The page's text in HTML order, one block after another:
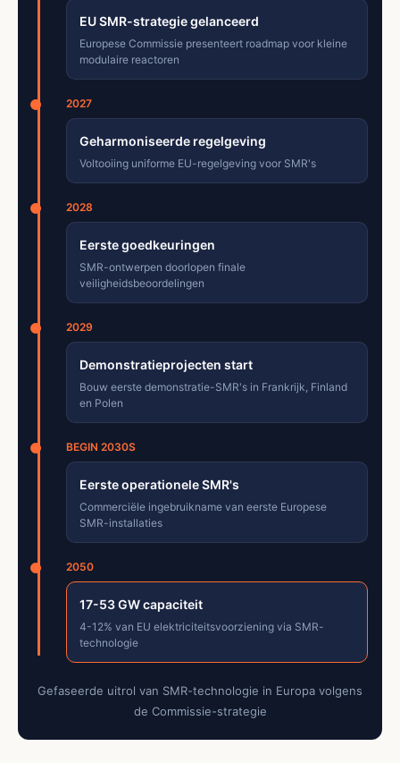
EU SMR-strategie gelanceerd
Europese Commissie presenteert roadmap voor kleine
modulaire reactoren
2027
Geharmoniseerde regelgeving
Voltooiing uniforme EU-regelgeving voor SMR's
2028
Eerste goedkeuringen
SMR-ontwerpen doorlopen finale
veiligheidsbeoordelingen
2029
Demonstratieprojecten start
Bouw eerste demonstratie-SMR's in Frankrijk, Finland
en Polen
BEGIN 2030S
Eerste operationele SMR's
Commerciële ingebruikname van eerste Europese
SMR-installaties
2050
17-53 GW capaciteit
4-12% van EU elektriciteitsvoorziening via SMR-
technologie
Gefaseerde uitrol van SMR-technologie in Europa volgens
de Commissie-strategie